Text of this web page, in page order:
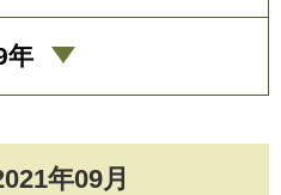
年09月
年